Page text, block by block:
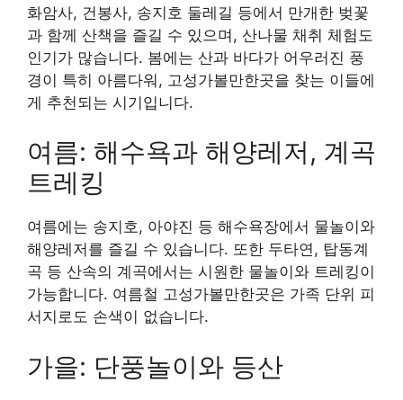
화암사, 건봉사, 송지호 둘레길 등에서 만개한 벚꽃
과 함께 산책을 즐길 수 있으며, 산나물 채취 체험도
인기가 많습니다. 봄에는 산과 바다가 어우러진 풍
경이 특히 아름다워, 고성가볼만한곳을 찾는 이들에
게 추천되는 시기입니다.
여름: 해수욕과 해양레저, 계곡
트레킹
여름에는 송지호, 아야진 등 해수욕장에서 물놀이와
해양레저를 즐길 수 있습니다. 또한 두타연, 탑동계
곡 등 산속의 계곡에서는 시원한 물놀이와 트레킹이
가능합니다. 여름철 고성가볼만한곳은 가족 단위 피
서지로도 손색이 없습니다.
가을: 단풍놀이와 등산